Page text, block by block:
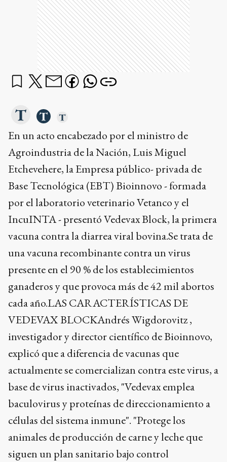
En un acto encabezado por el ministro de
Agroindustria de la Nación, Luis Miguel
Etchevehere, la Empresa público- privada de
Base Tecnológica (EBT) Bioinnovo - formada
por el laboratorio veterinario Vetanco y el
IncuINTA - presentó Vedevax Block, la primera
vacuna contra la diarrea viral bovina.Se trata de
una vacuna recombinante contra un virus
presente en el 90 % de los establecimientos
ganaderos y que provoca más de 42 mil abortos
cada año.LAS CARACTERÍSTICAS DE
VEDEVAX BLOCKAndrés Wigdorovitz ,
investigador y director científico de Bioinnovo,
explicó que a diferencia de vacunas que
actualmente se comercializan contra este virus, a
base de virus inactivados, "Vedevax emplea
baculovirus y proteínas de direccionamiento a
células del sistema inmune". "Protege los
animales de producción de carne y leche que
siguen un plan sanitario bajo control